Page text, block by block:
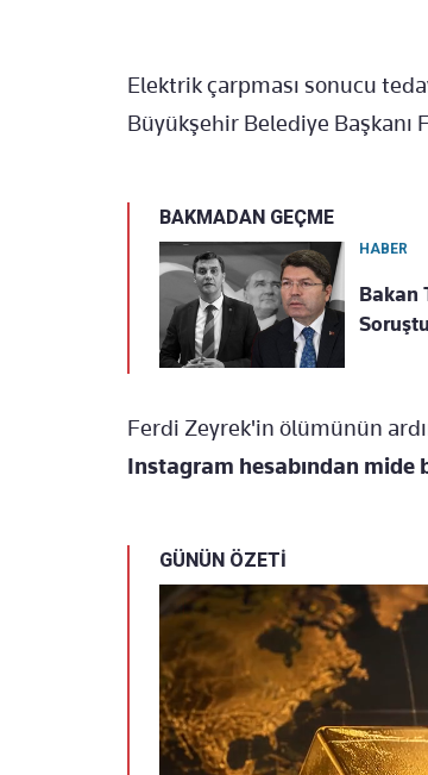
Elektrik çarpması sonucu
Büyükşehir Belediye Başkanı
BAKMADAN GEÇME
HABER
Bakan
Ferdi Zeyrek'in ölümünün
Instagram hesabından mide
GÜNÜN ÖZETİ